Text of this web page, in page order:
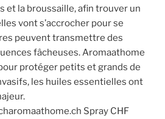
et la broussaille, afin trouver un
vont s’accrocher pour se
peuvent transmettre des
fâcheuses. Aromaathome
protéger petits et grands de
les huiles essentielles ont
Spray CHF